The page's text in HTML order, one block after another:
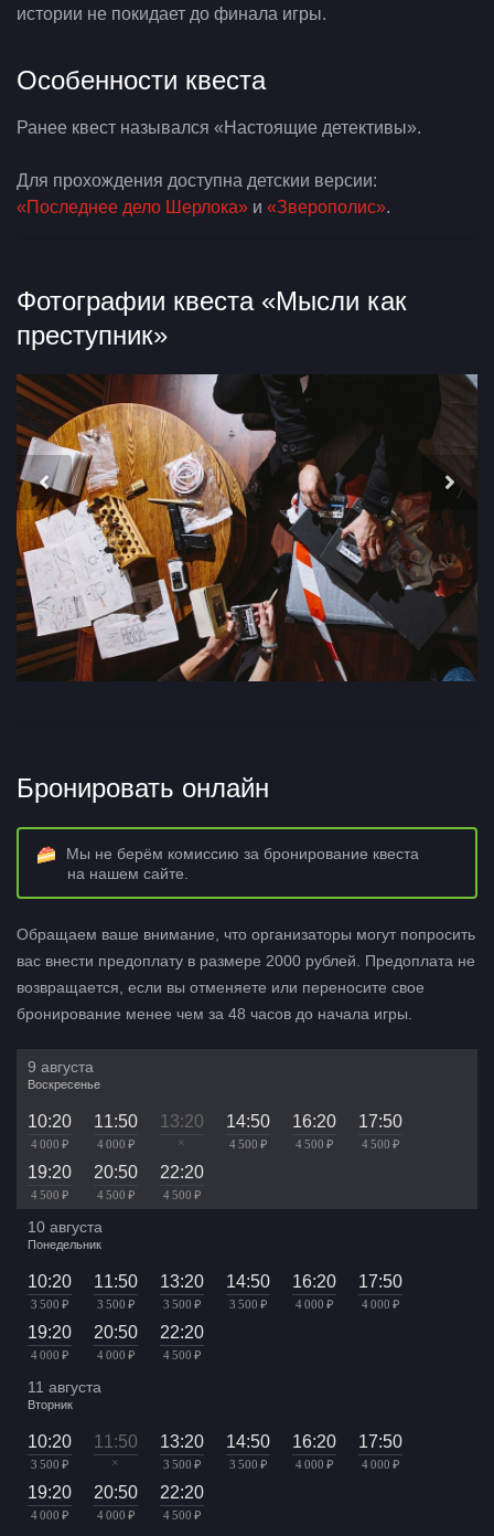
истории не покидает до финала игры.
Особенности квеста
Ранее квест назывался «Настоящие детективы».
Для прохождения доступна детскии версии:
«Последнее дело Шерлока» и «Зверополис».
Фотографии квеста «Мысли как
преступник»
Бронировать онлайн
Мы не берём комиссию за бронирование квеста
на нашем сайте.
Обращаем ваше внимание, что организаторы могут попросить
вас внести предоплату в размере 2000 рублей. Предоплата не
возвращается, если вы отменяете или переносите свое
бронирование менее чем за 48 часов до начала игры.
9 августа
Воскресенье
10:20
4 000 ₽
11:50
4 000 ₽
13:20
×
14:50
4 500 ₽
16:20
4 500 ₽
17:50
4 500 ₽
19:20
4 500 ₽
20:50
4 500 ₽
22:20
4 500 ₽
10 августа
Понедельник
10:20
3 500 ₽
11:50
3 500 ₽
13:20
3 500 ₽
14:50
3 500 ₽
16:20
4 000 ₽
17:50
4 000 ₽
19:20
4 000 ₽
20:50
4 000 ₽
22:20
4 500 ₽
11 августа
Вторник
10:20
3 500 ₽
11:50
×
13:20
3 500 ₽
14:50
3 500 ₽
16:20
4 000 ₽
17:50
4 000 ₽
19:20
4 000 ₽
20:50
4 000 ₽
22:20
4 500 ₽